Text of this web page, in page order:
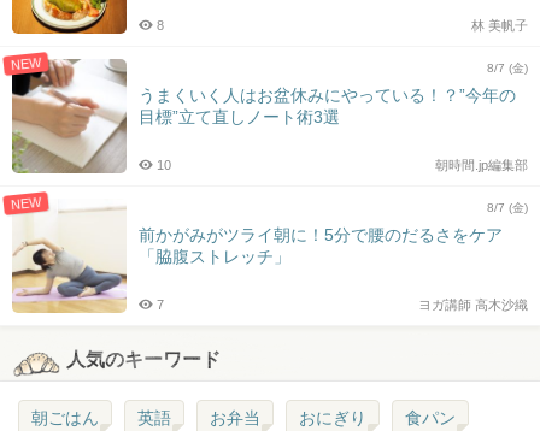
林 美帆子
8
NEW 8/7 (金)
うまくいく人はお盆休みにやっている！？”今年の
目標”立て直しノート術3選
朝時間.jp編集部
10
NEW 8/7 (金)
前かがみがツライ朝に！5分で腰のだるさをケア
「脇腹ストレッチ」
ヨガ講師 高木沙織
7
人気のキーワード
朝ごはん 英語 お弁当 おにぎり 食パン